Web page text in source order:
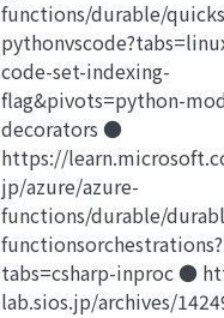
functions/durable/
code-set-indexing-
flag&pivots=python-
decorators ●
https://
jp/azure/azure-
functions/durable/
functionsorchestrations?
tabs=csharp-inproc ●
lab.sios.jp/archives/